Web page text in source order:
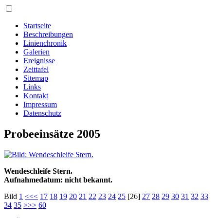
Startseite
Beschreibungen
Linienchronik
Galerien
Ereignisse
Zeittafel
Sitemap
Links
Kontakt
Impressum
Datenschutz
Probeeinsätze 2005
Wendeschleife Stern.
Aufnahmedatum: nicht bekannt.
Bild 1 <<< 17 18 19 20 21 22 23 24 25 [26] 27 28 29 30 31 32 33
34 35 >>> 60